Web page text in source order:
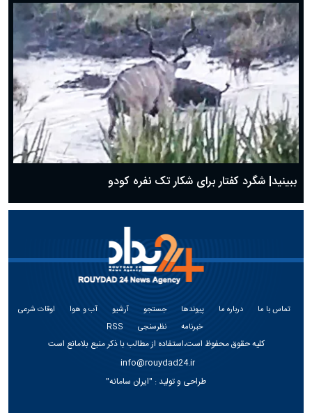
ببینید| شگرد کفتار برای شکار تک نفره کودو
تماس با ما درباره ما پیوندها جستجو آرشیو آب و هوا
اوقات شرعی
خبرنامه
نظرسنجی RSS
کلیه حقوق محفوظ است،استفاده از مطالب با ذکر منبع بلامانع است
info@rouydad24.ir
طراحی و تولید : "ایران سامانه"